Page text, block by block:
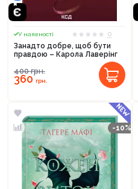
У наявності
0
Занадто добре, щоб бути
правдою – Карола Лаверінг
400грн.
360грн.
-10%